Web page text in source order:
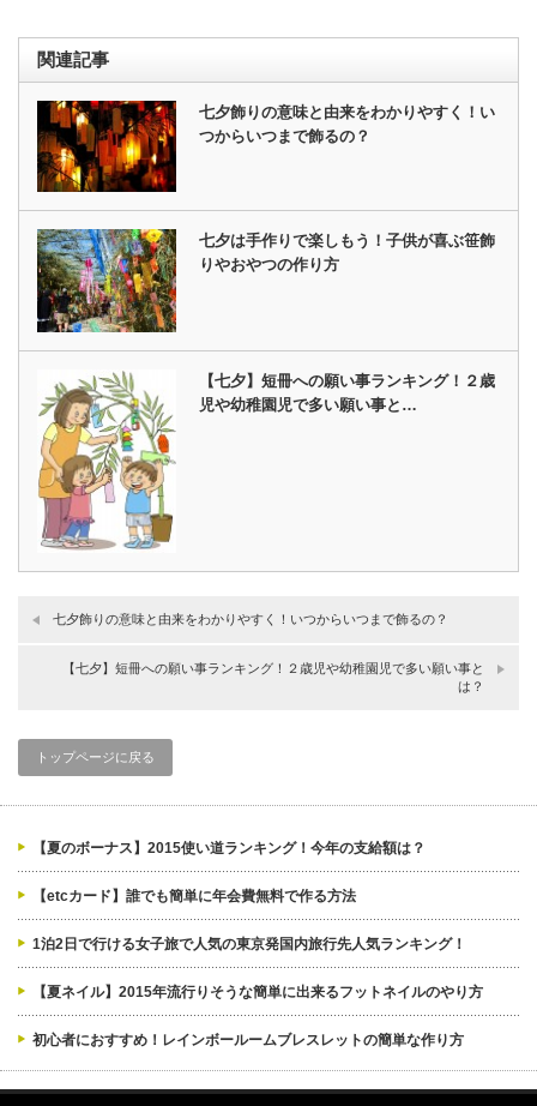
関連記事
七夕飾りの意味と由来をわかりやすく！い
つからいつまで飾るの？
七夕は手作りで楽しもう！子供が喜ぶ笹飾
りやおやつの作り方
【七夕】短冊への願い事ランキング！２歳
児や幼稚園児で多い願い事と…
七夕飾りの意味と由来をわかりやすく！いつからいつまで飾るの？
【七夕】短冊への願い事ランキング！２歳児や幼稚園児で多い願い事と
は？
トップページに戻る
【夏のボーナス】2015使い道ランキング！今年の支給額は？
【etcカード】誰でも簡単に年会費無料で作る方法
1泊2日で行ける女子旅で人気の東京発国内旅行先人気ランキング！
【夏ネイル】2015年流行りそうな簡単に出来るフットネイルのやり方
初心者におすすめ！レインボールームブレスレットの簡単な作り方